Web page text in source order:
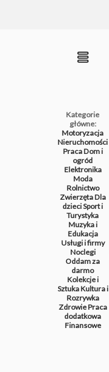
Kategorie
główne:
Motoryzacja
Nieruchomości
PracaDom i
ogród
Elektronika
Moda
Rolnictwo
ZwierzętaDla
dzieciSport i
Turystyka
Muzyka i
Edukacja
Usługi i firmy
Noclegi
Oddam za
darmo
Kolekcje i
SztukaKultura i
Rozrywka
ZdrowiePraca
dodatkowa
Finansowe